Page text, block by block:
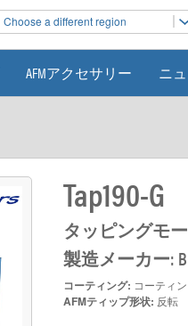
Choose a different region
AFMアクセサリー ニ
Tap190-G
タッピングモ
製造メーカー:
コーティング: コーティ
AFMティップ形状: 反転